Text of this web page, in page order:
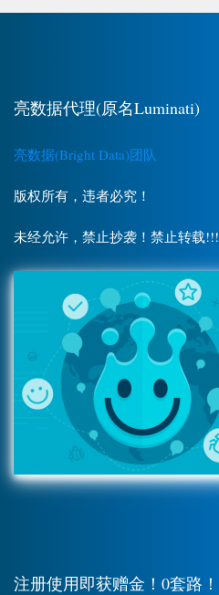
亮数据代理(原名Luminati)
亮数据(Bright Data)团队
版权所有，违者必究！
未经允许，禁止抄袭！禁止转载!!!
注册使用即获赠金！0套路！